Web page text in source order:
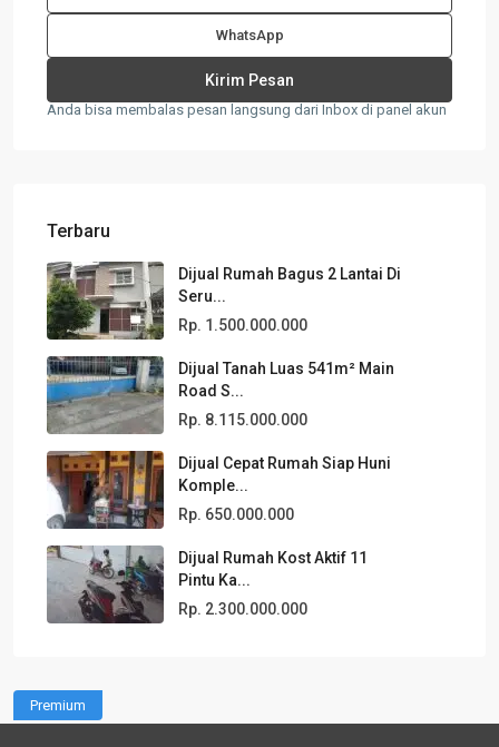
WhatsApp
Anda bisa membalas pesan langsung dari Inbox di panel akun
Terbaru
Dijual Rumah Bagus 2 Lantai Di
Seru...
Rp. 1.500.000.000
Dijual Tanah Luas 541m² Main
Road S...
Rp. 8.115.000.000
Dijual Cepat Rumah Siap Huni
Komple...
Rp. 650.000.000
Dijual Rumah Kost Aktif 11
Pintu Ka...
Rp. 2.300.000.000
Premium